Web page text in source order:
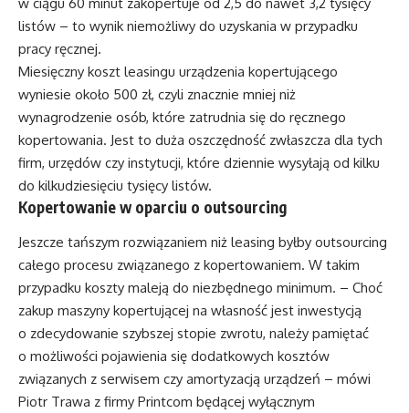
listów – to wynik niemożliwy do uzyskania w przypadku
pracy ręcznej.
Miesięczny koszt leasingu urządzenia kopertującego
wyniesie około 500 zł, czyli znacznie mniej niż
wynagrodzenie osób, które zatrudnia się do ręcznego
kopertowania. Jest to duża oszczędność zwłaszcza dla tych
firm, urzędów czy instytucji, które dziennie wysyłają od kilku
do kilkudziesięciu tysięcy listów.
Kopertowanie w oparciu o outsourcing
Jeszcze tańszym rozwiązaniem niż leasing byłby outsourcing
całego procesu związanego z kopertowaniem. W takim
przypadku koszty maleją do niezbędnego minimum. – Choć
zakup maszyny kopertującej na własność jest inwestycją
o zdecydowanie szybszej stopie zwrotu, należy pamiętać
o możliwości pojawienia się dodatkowych kosztów
związanych z serwisem czy amortyzacją urządzeń – mówi
Piotr Trawa z firmy Printcom będącej wyłącznym